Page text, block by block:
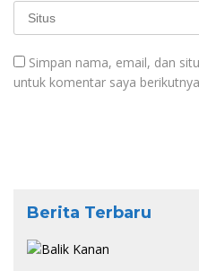
Simpan nama, email, dan
untuk komentar saya
Berita Terbaru